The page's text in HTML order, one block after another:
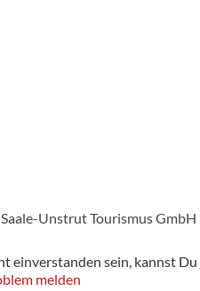
Saale-Unstrut Tourismus GmbH
einverstanden sein, kannst Du
melden